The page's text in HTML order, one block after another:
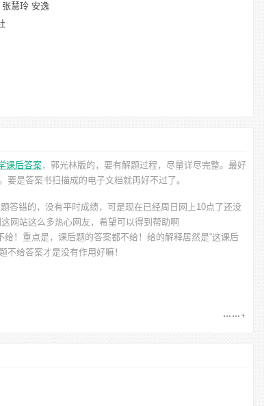
慧玲 安逸
课后答案，郭光林版的，要有解题过程，尽量详尽完整。最好
是答案书扫描成的电子文档就再好不过了。
答错的，没有平时成绩，可是现在已经周日网上10点了还没
网站这么多热心网友，希望可以得到帮助啊
！重点是，课后题的答案都不给！给的解释居然是“这课后
不给答案才是没有作用好嘛！